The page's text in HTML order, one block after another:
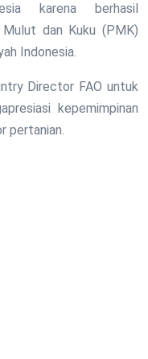
karena berhasil
Mulut dan Kuku (PMK)
Indonesia.
Director FAO untuk
kepemimpinan
pertanian.